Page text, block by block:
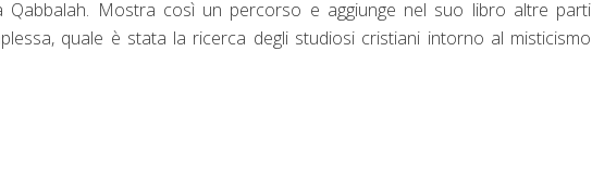
Mostra così un percorso e aggiunge nel suo libro altre parti
quale è stata la ricerca degli studiosi cristiani intorno al misticismo